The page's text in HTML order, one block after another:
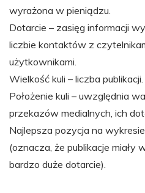
wyrażona w pieniądzu.
Dotarcie – zasięg informacji
liczbie kontaktów z
użytkownikami.
Wielkość kuli – liczba publikacji.
Położenie kuli – uwzględnia
przekazów medialnych, ich
Najlepsza pozycja na
(oznacza, że publikacje
bardzo duże dotarcie).